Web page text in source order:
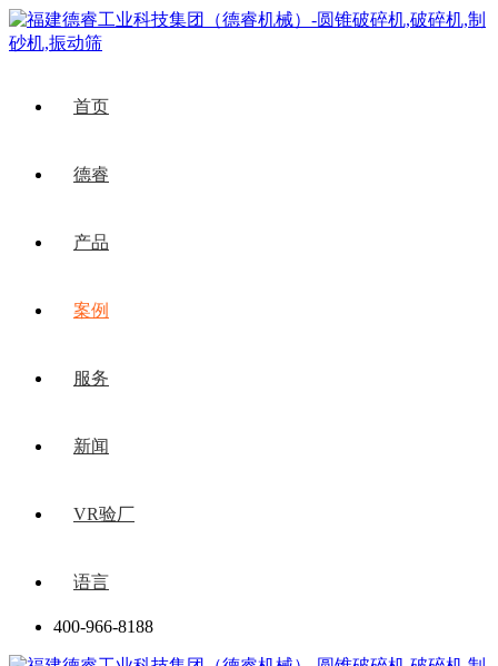
首页
德睿
产品
案例
服务
新闻
VR验厂
语言
400-966-8188